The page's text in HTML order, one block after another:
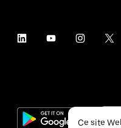
Ce site